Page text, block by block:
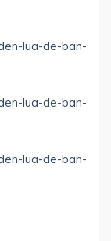
lua-de-ban-
lua-de-ban-
lua-de-ban-